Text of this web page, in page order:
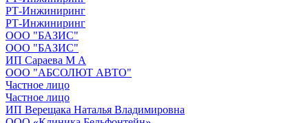
РТ-Инжиниринг
РТ-Инжиниринг
ООО "БАЗИС"
ООО "БАЗИС"
ИП Сараева М А
ООО "АБСОЛЮТ АВТО"
Частное лицо
Частное лицо
ИП Верещака Наталья Владимировна